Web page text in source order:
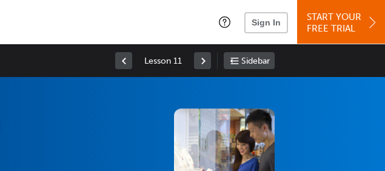
Sign In
START YOUR
FREE TRIAL
Lesson 11 Sidebar